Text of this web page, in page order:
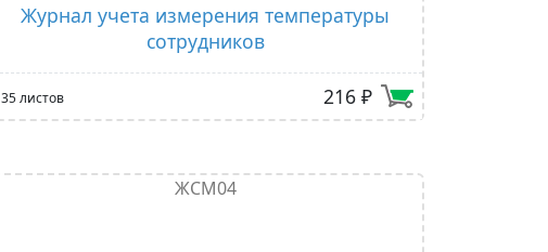
Журнал учета измерения температуры
сотрудников
35 листов 216 ₽
ЖСМ04